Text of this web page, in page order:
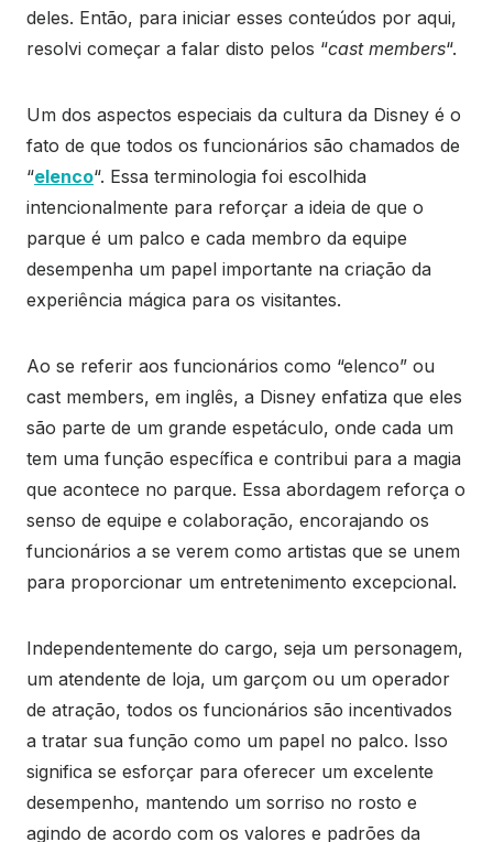
deles. Então, para iniciar esses conteúdos por aqui,
resolvi começar a falar disto pelos “cast members“.
Um dos aspectos especiais da cultura da Disney é o
fato de que todos os funcionários são chamados de
“elenco“. Essa terminologia foi escolhida
intencionalmente para reforçar a ideia de que o
parque é um palco e cada membro da equipe
desempenha um papel importante na criação da
experiência mágica para os visitantes.
Ao se referir aos funcionários como “elenco” ou
cast members, em inglês, a Disney enfatiza que eles
são parte de um grande espetáculo, onde cada um
tem uma função específica e contribui para a magia
que acontece no parque. Essa abordagem reforça o
senso de equipe e colaboração, encorajando os
funcionários a se verem como artistas que se unem
para proporcionar um entretenimento excepcional.
Independentemente do cargo, seja um personagem,
um atendente de loja, um garçom ou um operador
de atração, todos os funcionários são incentivados
a tratar sua função como um papel no palco. Isso
significa se esforçar para oferecer um excelente
desempenho, mantendo um sorriso no rosto e
agindo de acordo com os valores e padrões da